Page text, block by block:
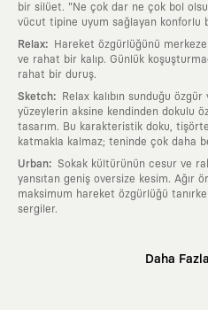
bir silüet. "Ne çok dar ne çok bol
vücut tipine uyum sağlayan konforlu
Relax:
Hareket özgürlüğünü
ve rahat bir kalıp. Günlük
rahat bir duruş.
Sketch:
Relax kalıbın sunduğu
yüzeylerin aksine kendinden dokulu
tasarım. Bu karakteristik doku,
katmakla kalmaz; teninde çok daha
Urban: Sokak kültürünün cesur ve
yansıtan geniş oversize kesim. Ağır
maksimum hareket özgürlüğü
sergiler.
Daha